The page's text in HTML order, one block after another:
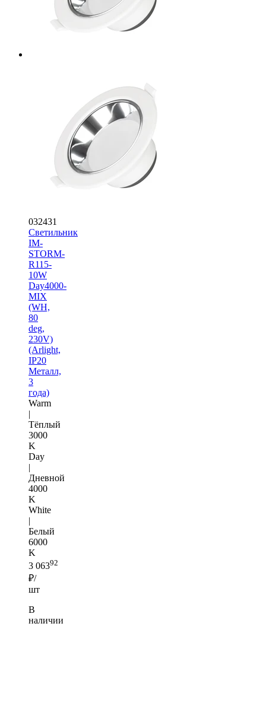
032431
Светильник
IM-
STORM-
R115-
10W
Day4000-
MIX
(WH,
80
deg,
230V)
(Arlight,
IP20
Металл,
3
года)
Warm
|
Тёплый
3000
K
Day
|
Дневной
4000
K
White
|
Белый
6000
K
3 06392
₽/
шт
В
наличии